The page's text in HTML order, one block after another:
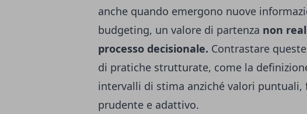
anche quando emergono nuove
budgeting, un valore di partenza non
processo decisionale. Contrastare
di pratiche strutturate, come la
intervalli di stima anziché valori puntuali,
prudente e adattivo.